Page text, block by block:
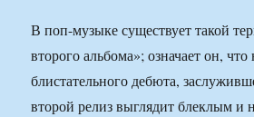
В поп-музыке существует такой
второго альбома»; означает он,
блистательного дебюта,
второй релиз выглядит блеклым и